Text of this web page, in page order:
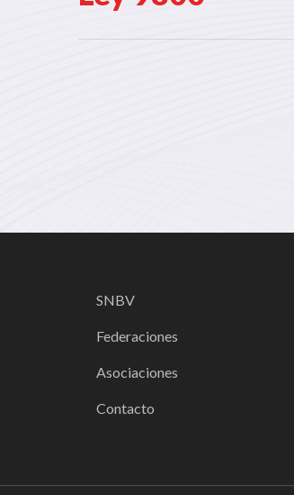
SNBV
Federaciones
Asociaciones
Contacto